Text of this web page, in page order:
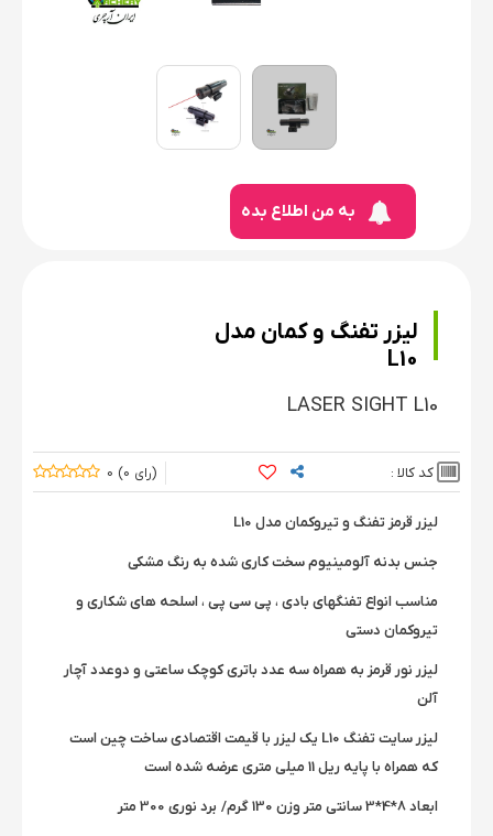
به من اطلاع بده
لیزر تفنگ و کمان مدل
L10
LASER SIGHT L10
0 0 کد کالا :
لیزر قرمز تفنگ و تیروکمان مدل L10
جنس بدنه آلومینیوم سخت کاری شده به رنگ مشکی
مناسب انواع تفنگهای بادی ، پی سی پی ، اسلحه های شکاری و
تیروکمان دستی
لیزر نور قرمز به همراه سه عدد باتری کوچک ساعتی و دوعدد آچار
آلن
لیزر سایت تفنگ L10 یک لیزر با قیمت اقتصادی ساخت چین است
که همراه با پایه ریل 11 میلی متری عرضه شده است
ابعاد 8*4*3 سانتی متر وزن 130 گرم/ برد نوری 300 متر